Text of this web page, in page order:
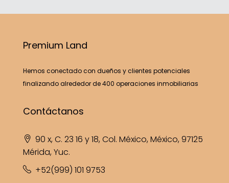
Premium Land
Hemos conectado con dueños y clientes potenciales
finalizando alrededor de 400 operaciones inmobiliarias
Contáctanos
90 x, C. 23 16 y 18, Col. México, México, 97125
Mérida, Yuc.
+52(999) 101 9753